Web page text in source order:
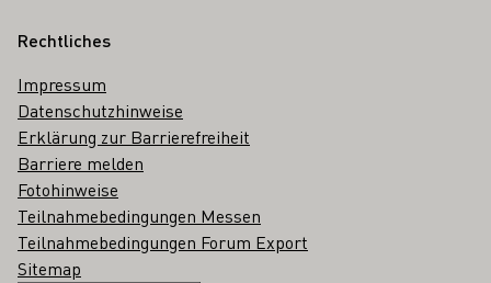
Rechtliches
Impressum
Datenschutzhinweise
Erklärung zur Barrierefreiheit
Barriere melden
Fotohinweise
Teilnahmebedingungen Messen
Teilnahmebedingungen Forum Export
Sitemap